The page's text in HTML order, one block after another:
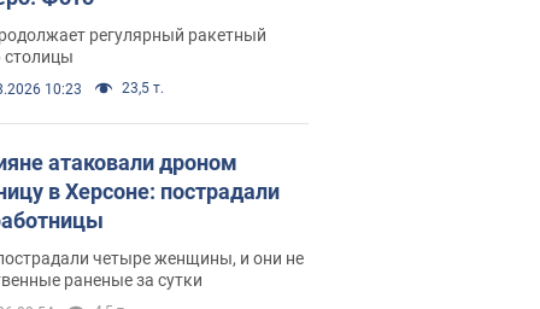
регулярный ракетный
столицы
10:23 23,5 т.
атаковали дроном
в Херсоне: пострадали
четыре женщины, и они не
раненые за сутки